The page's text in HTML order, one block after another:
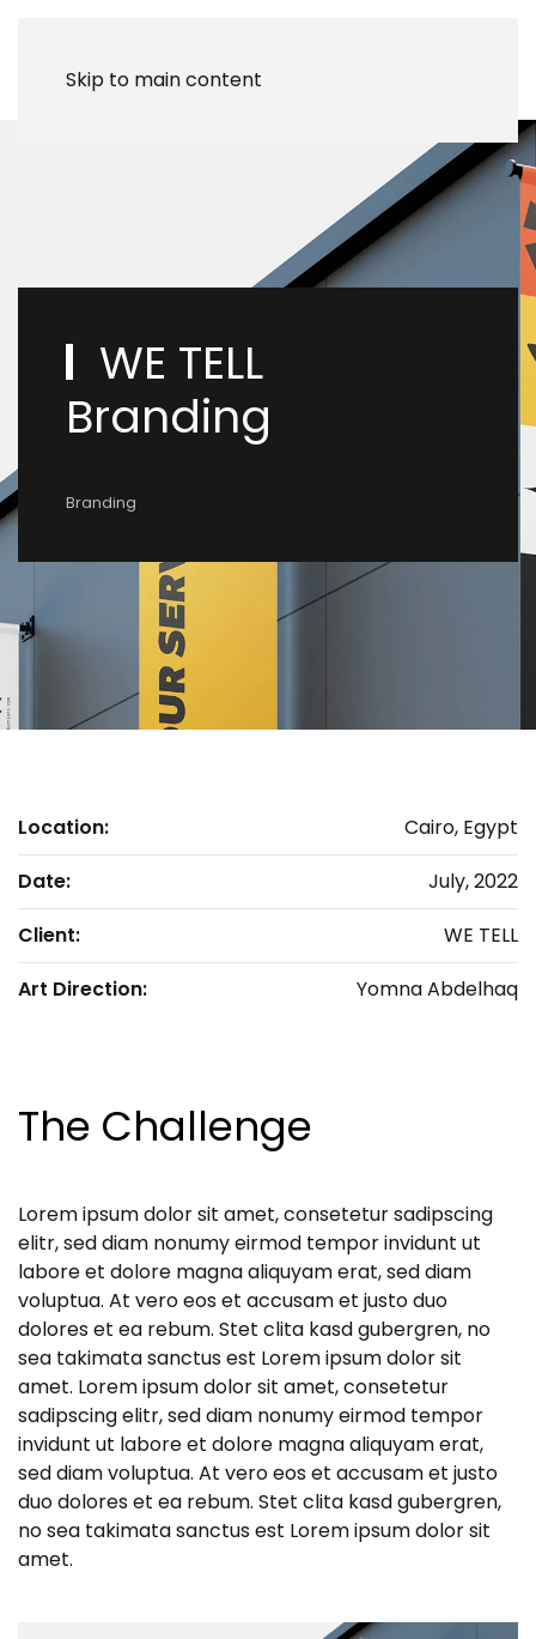
Skip to main content
WE TELL
Branding
Branding
Location:
Cairo, Egypt
Date:
July, 2022
Client:
WE TELL
Art Direction:
Yomna Abdelhaq
The Challenge
Lorem ipsum dolor sit amet, consetetur sadipscing
elitr, sed diam nonumy eirmod tempor invidunt ut
labore et dolore magna aliquyam erat, sed diam
voluptua. At vero eos et accusam et justo duo
dolores et ea rebum. Stet clita kasd gubergren, no
sea takimata sanctus est Lorem ipsum dolor sit
amet. Lorem ipsum dolor sit amet, consetetur
sadipscing elitr, sed diam nonumy eirmod tempor
invidunt ut labore et dolore magna aliquyam erat,
sed diam voluptua. At vero eos et accusam et justo
duo dolores et ea rebum. Stet clita kasd gubergren,
no sea takimata sanctus est Lorem ipsum dolor sit
amet.